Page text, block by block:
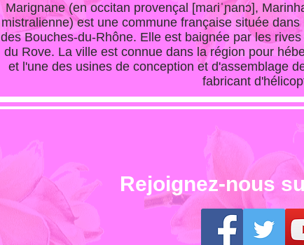
Marignane(en occitan provençal [maɾiˈɲanɔ],
mistralienne) est une commune française située
des Bouches-du-Rhône. Elle est baignée par les
du Rove. La ville est connue dans la région pour
et l'une des usines de conception et d'assemblage
fabricant
Rejoignez-nous